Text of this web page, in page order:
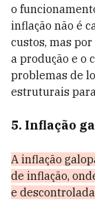
o
inflação não é
custos, mas
a produção e o
problemas de
estruturais
5. Inflação
A inflação
de inflação,
e